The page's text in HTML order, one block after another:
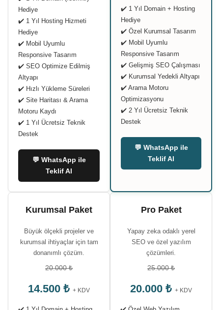
Hediye
✔️ 1 Yıl Hosting Hizmeti
Hediye
✔️ Mobil Uyumlu
Responsive Tasarım
✔️ SEO Optimize Edilmiş
Altyapı
✔️ Hızlı Yükleme Süreleri
✔️ Site Haritası & Arama
Motoru Kaydı
✔️ 1 Yıl Ücretsiz Teknik
Destek
💬 WhatsApp ile
Teklif Al
✔️ 1 Yıl Domain + Hosting
Hediye
✔️ Özel Kurumsal Tasarım
✔️ Mobil Uyumlu
Responsive Tasarım
✔️ Gelişmiş SEO Çalışması
✔️ Kurumsal Yedekli Altyapı
✔️ Arama Motoru
Optimizasyonu
✔️ 2 Yıl Ücretsiz Teknik
Destek
💬 WhatsApp ile
Teklif Al
Kurumsal Paket
Büyük ölçekli projeler ve
kurumsal ihtiyaçlar için tam
donanımlı çözüm.
20.000 ₺
14.500 ₺ + KDV
Pro Paket
Yapay zeka odaklı yerel
SEO ve özel yazılım
çözümleri.
25.000 ₺
20.000 ₺ + KDV